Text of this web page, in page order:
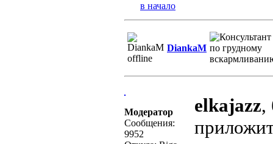
в начало
DiankaM
Модератор
Сообщения:
9952
elkajazz,